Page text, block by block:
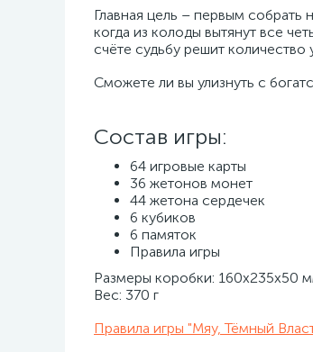
Главная цель – первым
когда из колоды вытянут все
счёте судьбу решит
Сможете ли вы улизнуть с
Состав игры:
64 игровые карты
36 жетонов монет
44 жетона сердечек
6 кубиков
6 памяток
Правила игры
Размеры коробки: 160x235x50
Вес: 370 г
Правила игры "Мяу, Тёмный